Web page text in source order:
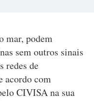
mar, podem
sem outros sinais
redes de
acordo com
CIVISA na sua